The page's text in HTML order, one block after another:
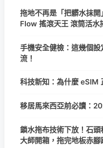
拖地不再是「把髒水抹
Flow 搖滾天王 滾筒活水
手機安全健檢：這幾個
流！
科技新知：為什麼 eSIM
移居馬來西亞前必讀：
鎖水拖布技術下放！石
大師開箱，拖完地板赤腳